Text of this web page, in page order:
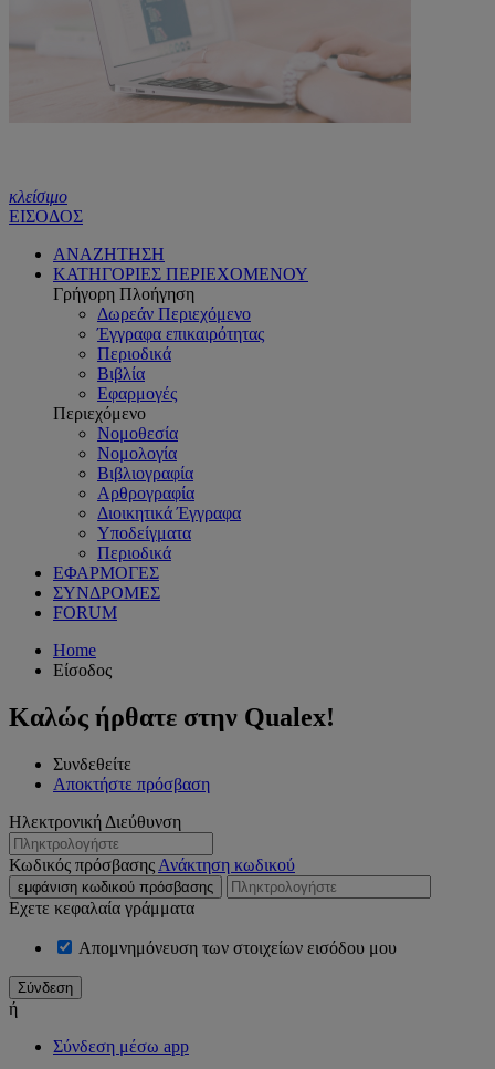
κλείσιμο
ΕΙΣΟΔΟΣ
ΑΝΑΖΗΤΗΣΗ
ΚΑΤΗΓΟΡΙΕΣ ΠΕΡΙΕΧΟΜΕΝΟΥ
Γρήγορη Πλοήγηση
Δωρεάν Περιεχόμενο
Έγγραφα επικαιρότητας
Περιοδικά
Βιβλία
Εφαρμογές
Περιεχόμενο
Νομοθεσία
Νομολογία
Βιβλιογραφία
Αρθρογραφία
Διοικητικά Έγγραφα
Υποδείγματα
Περιοδικά
ΕΦΑΡΜΟΓΕΣ
ΣΥΝΔΡΟΜΕΣ
FORUM
Home
Είσοδος
Καλώς ήρθατε στην Qualex!
Συνδεθείτε
Αποκτήστε πρόσβαση
Ηλεκτρονική Διεύθυνση
Κωδικός πρόσβασης Ανάκτηση κωδικού
εμφάνιση κωδικού πρόσβασης
Εχετε κεφαλαία γράμματα
Απομνημόνευση των στοιχείων εισόδου μου
ή
Σύνδεση μέσω app